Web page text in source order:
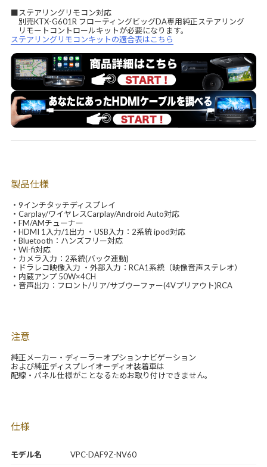
モデル名 VPC-DAF9Z-NV60
■ステアリングリモコン対応
別売KTX-G601R フローティングビッグDA専用純正ステアリング
リモートコントロールキットが必要になります。
ステアリングリモコンキットの適合表はこちら
製品仕様
・9インチタッチディスプレイ
・Carplay/ワイヤレスCarplay/Android Auto対応
・FM/AMチューナー
・HDMI 1入力/1出力 ・USB入力：2系統 ipod対応
・Bluetooth：ハンズフリー対応
・Wi-fi対応
・カメラ入力：2系統(バック連動)
・ドラレコ映像入力 ・外部入力：RCA1系統（映像音声ステレオ）
・内蔵アンプ 50W×4CH
・音声出力：フロント/リア/サブウーファー(4Vプリアウト)RCA
注意
純正メーカー・ディーラーオプションナビゲーション
および純正ディスプレイオーディオ装着車は
配線・パネル仕様がことなるためお取り付けできません。
仕様